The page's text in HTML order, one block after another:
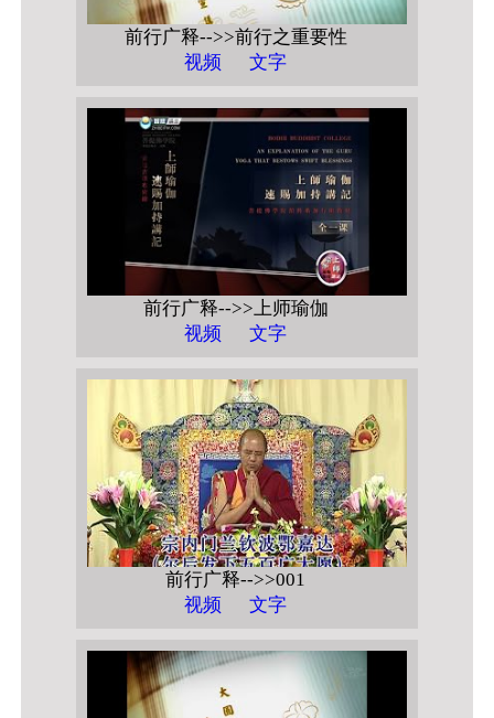
前行广释-->>前行之重要性
视频
文字
前行广释-->>上师瑜伽
视频
文字
前行广释-->>001
视频
文字